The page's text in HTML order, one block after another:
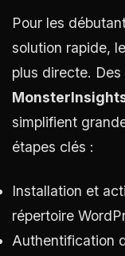
Pour les
solution rapide,
plus directe.
simplifient
étapes clés :
Installation et
répertoire
Authentification